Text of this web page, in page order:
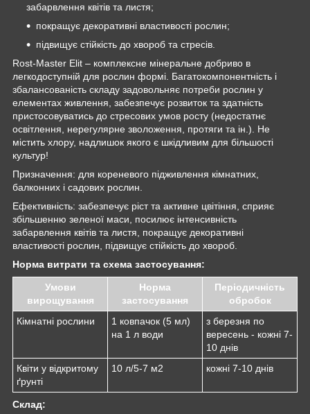
забарвлення квітів та листя;
покращує декоративні властивості рослин;
підвищує стійкість до хвороб та стресів.
Rost-Master Elit – комплексне мінеральне добриво в
легкодоступній для рослин формі. Багатокомпонентність і
збалансованість складу задовольняє потреби рослин у
елементах живлення, забезпечує розвиток та здатність
пристосовуватись до стресових умов росту (недостатнє
освітлення, нерегулярне зволоження, протяги та ін.). Не
містить хлору, надлишок якого є шкідливим для більшості
культур!
Призначення: для кореневого підживлення кімнатних,
балконних і садових рослин.
Ефективність: забезпечує ріст та активне цвітіння, сприяє
збільшенню зеленої маси, посилює інтенсивність
забарвлення квітів та листя, покращує декоративні
властивості рослин, підвищує стійкість до хвороб.
Норма витрати та схема застосування:
Умови
вирощування
Норма
застосування
Періодичність
обробок
Кімнатні рослини
1 ковпачок (5 мл)
на 1 л води
з березня по
вересень - кожні 7-
10 днів
Квіти у відкритому
ґрунті
10 л/5-7 м2 кожні 7-10 днів
Склад: